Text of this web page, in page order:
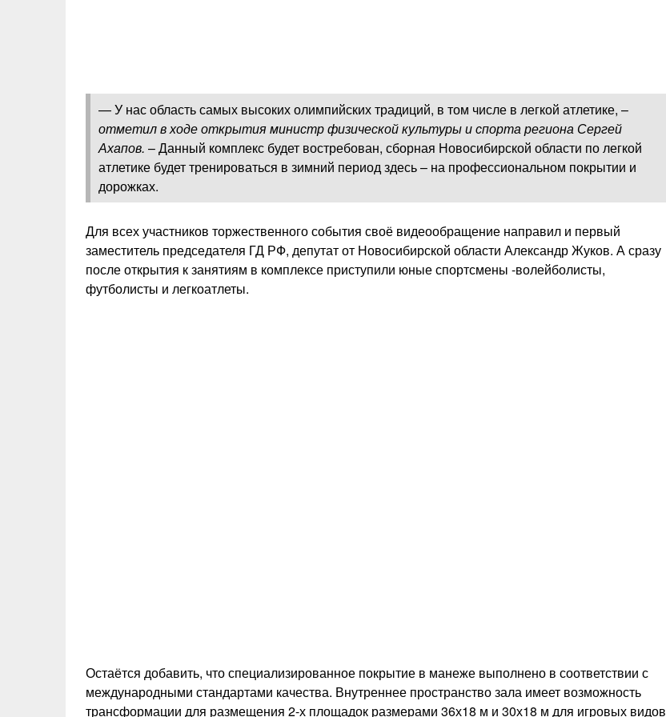
— У нас область самых высоких олимпийских традиций, в том числе в легкой атлетике, –
отметил в ходе открытия министр физической культуры и спорта региона Сергей
Ахапов. – Данный комплекс будет востребован, сборная Новосибирской области по легкой
атлетике будет тренироваться в зимний период здесь – на профессиональном покрытии и
дорожках.
Для всех участников торжественного события своё видеообращение направил и первый
заместитель председателя ГД РФ, депутат от Новосибирской области Александр Жуков. А сразу
после открытия к занятиям в комплексе приступили юные спортсмены -волейболисты,
футболисты и легкоатлеты.
Остаётся добавить, что специализированное покрытие в манеже выполнено в соответствии с
международными стандартами качества. Внутреннее пространство зала имеет возможность
трансформации для размещения 2-х площадок размерами 36х18 м и 30х18 м для игровых видов